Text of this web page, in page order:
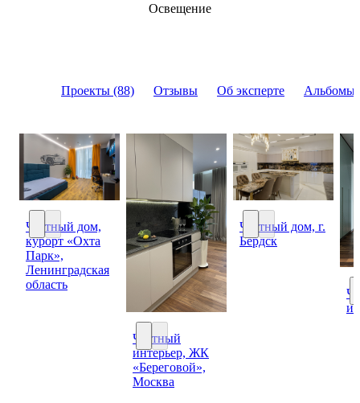
Проекты (88) Отзывы Об эксперте Альбомы
Частный дом, курорт «Охта Парк», Ленинградская область
Частный дом,
курорт «Охта
Парк»,
Ленинградская
область
Частный интерьер, ЖК «Береговой»,
Частный
интерьер, ЖК
«Береговой»,
Москва
Частный дом, г.
Частный дом, г.
Бердск
Освещение